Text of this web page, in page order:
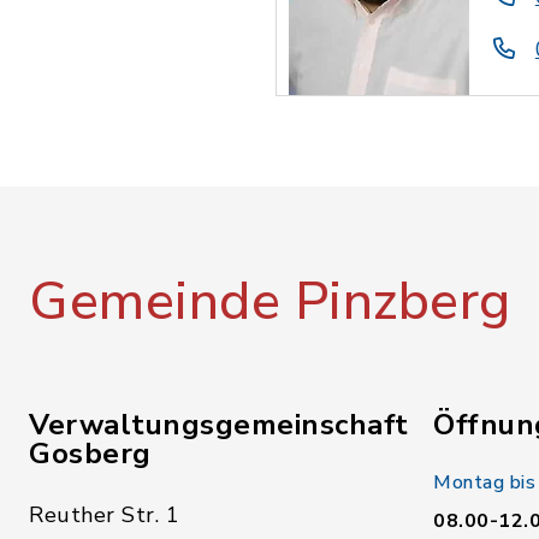
Gemeinde Pinzberg
Verwaltungsgemeinschaft
Gosberg
Reuther Str. 1
Montag
08.00-